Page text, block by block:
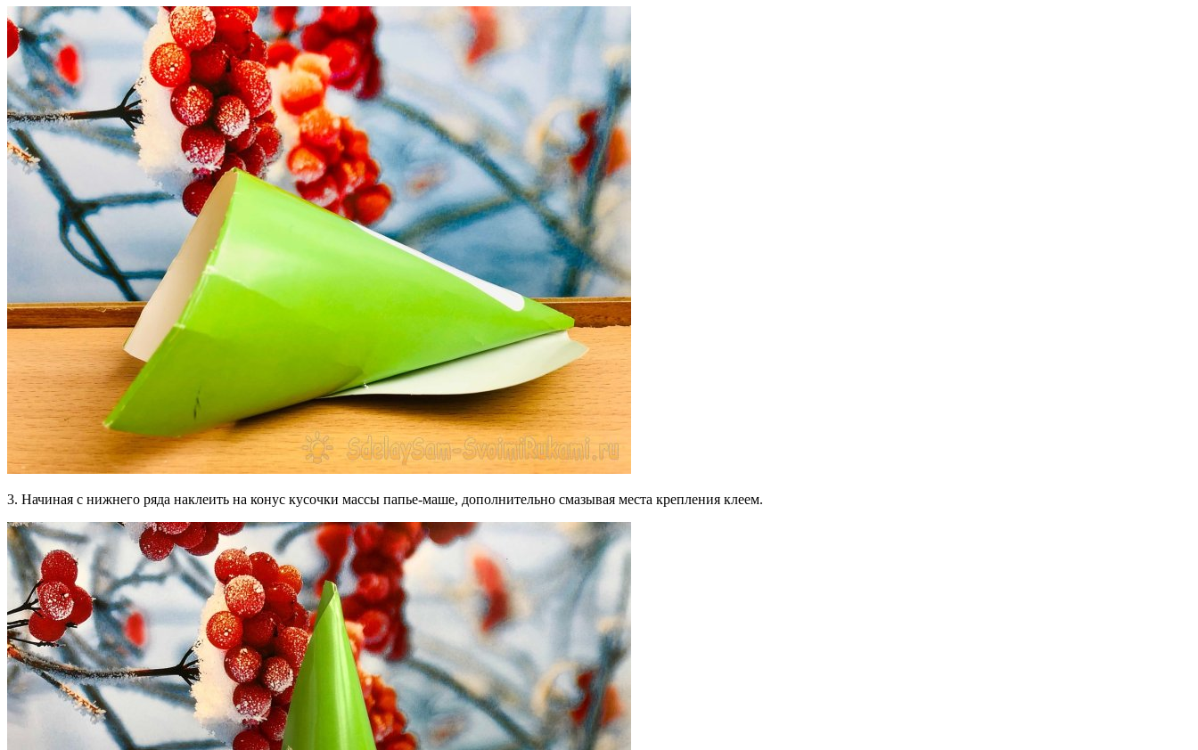
3. Начиная с нижнего ряда наклеить на конус кусочки массы папье-маше, дополнительно смазывая места крепления клеем.